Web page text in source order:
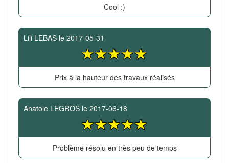
Cool :)
Lili LEBAS le 2017-05-31
Prix à la hauteur des travaux réalisés
Anatole LEGROS le 2017-06-18
Problème résolu en très peu de temps